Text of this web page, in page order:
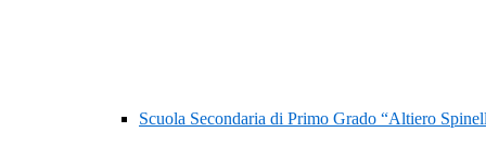
Scuola Secondaria di Primo Grado “Altiero